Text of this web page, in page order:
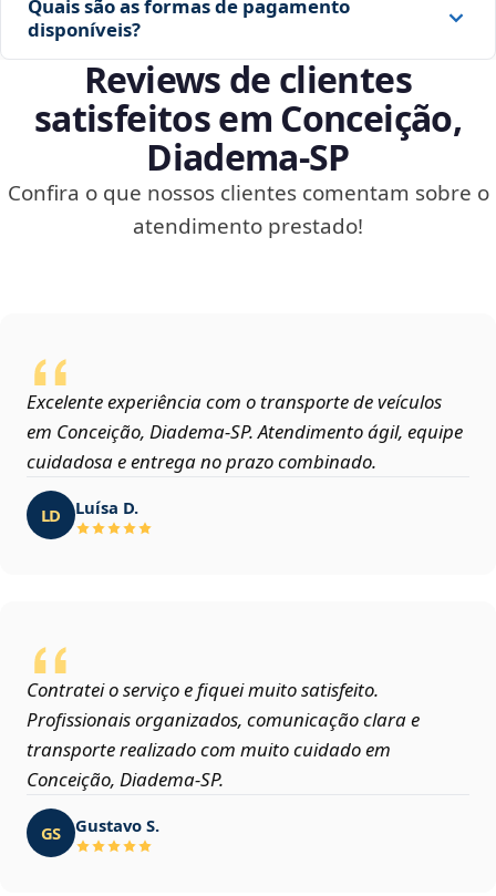
Quais são as formas de pagamento
disponíveis?
Reviews de clientes
satisfeitos em Conceição,
Diadema‑SP
Confira o que nossos clientes comentam sobre o
atendimento prestado!
Excelente experiência com o transporte de veículos
em Conceição, Diadema‑SP. Atendimento ágil, equipe
cuidadosa e entrega no prazo combinado.
LD Luísa D.
Contratei o serviço e fiquei muito satisfeito.
Profissionais organizados, comunicação clara e
transporte realizado com muito cuidado em
Conceição, Diadema‑SP.
GS Gustavo S.